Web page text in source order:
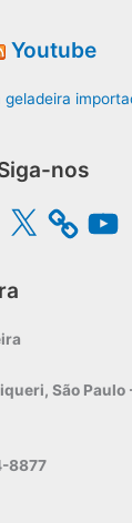
Youtube
nos
X
São Paulo
8877